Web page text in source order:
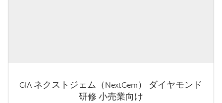
GIA ネクストジェム（NextGem） ダイヤモンド
研修 小売業向け